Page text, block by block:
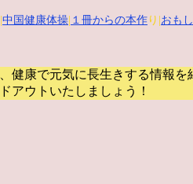
中国健康体操 １冊からの本作 り| おも
康で元気に長生きする情報を
アウトいたしましょう！